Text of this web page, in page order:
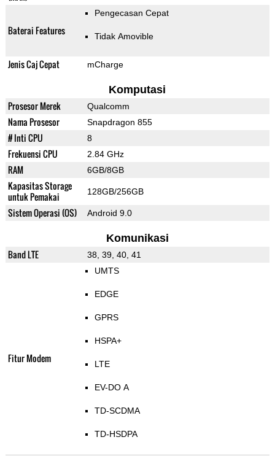
Baterai Features
Pengecasan Cepat
Tidak Amovible
Jenis Caj Cepat mCharge
Komputasi
Prosesor Merek Qualcomm
Nama Prosesor Snapdragon 855
# Inti CPU 8
Frekuensi CPU 2.84 GHz
RAM 6GB/8GB
Kapasitas Storage
untuk Pemakai
128GB/256GB
Sistem Operasi (OS) Android 9.0
Komunikasi
Band LTE 38, 39, 40, 41
Fitur Modem
UMTS
EDGE
GPRS
HSPA+
LTE
EV-DO A
TD-SCDMA
TD-HSDPA